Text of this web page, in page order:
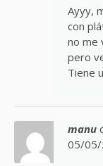
Ayyy,
con
no me
pero
Tiene
manu
05/05/